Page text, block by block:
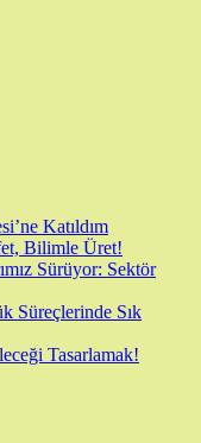
Katıldım
Bilimle Üret!
Sürüyor: Sektör
Süreçlerinde Sık
Tasarlamak!